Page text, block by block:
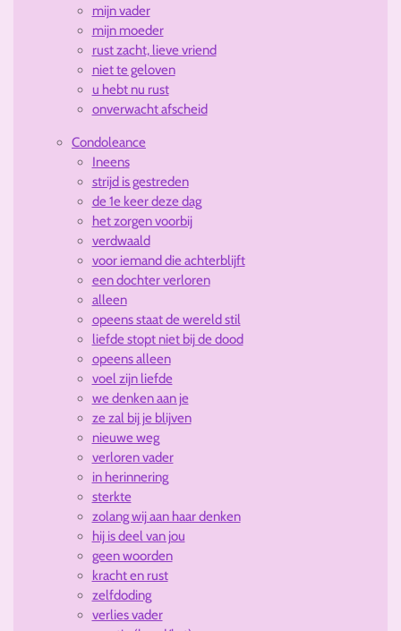
mijn vader
mijn moeder
rust zacht, lieve vriend
niet te geloven
u hebt nu rust
onverwacht afscheid
Condoleance
Ineens
strijd is gestreden
de 1e keer deze dag
het zorgen voorbij
verdwaald
voor iemand die achterblijft
een dochter verloren
alleen
opeens staat de wereld stil
liefde stopt niet bij de dood
opeens alleen
voel zijn liefde
we denken aan je
ze zal bij je blijven
nieuwe weg
verloren vader
in herinnering
sterkte
zolang wij aan haar denken
hij is deel van jou
geen woorden
kracht en rust
zelfdoding
verlies vader